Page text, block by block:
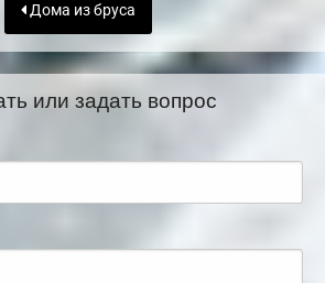
Дома из бруса
или задать вопрос